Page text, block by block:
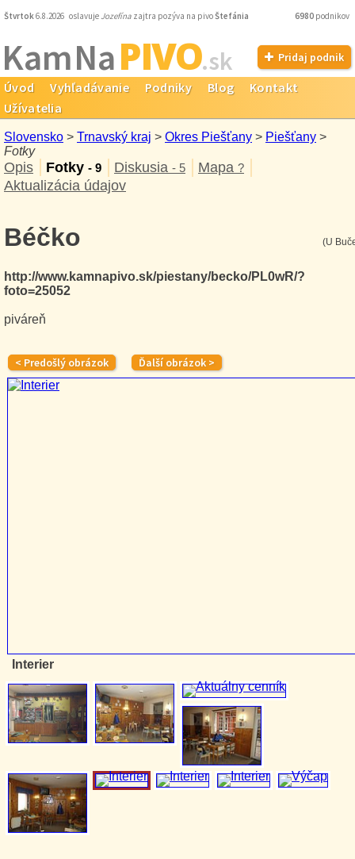
Štvrtok6.8.2026 oslavuje Jozefína zajtra pozýva na pivoŠtefánia 6980 podnikov
Kam NaPIVO.sk Pridaj podnik
Úvod Vyhľadávanie Podniky Blog
Kontakt
Užívatelia
Slovensko > Trnavský kraj > Okres Piešťany > Piešťany >
Fotky
Opis Fotky - 9 Diskusia - 5 Mapa ?
Aktualizácia údajov
Béčko
http://www.kamnapivo.sk/piestany/becko/PL0wR/?
foto=25052
piváreň
(U
Interier